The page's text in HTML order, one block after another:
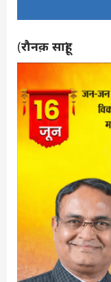
(रौनक़ साहू)